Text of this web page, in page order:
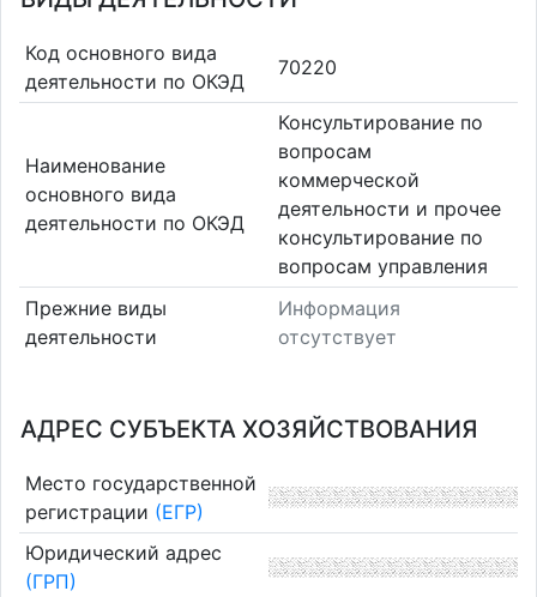
Код основного вида
деятельности по ОКЭД
70220
Наименование
основного вида
деятельности по ОКЭД
Консультирование по
вопросам
коммерческой
деятельности и прочее
консультирование по
вопросам управления
Прежние виды
деятельности
Информация
отсутствует
АДРЕС СУБЪЕКТА ХОЗЯЙСТВОВАНИЯ
Место государственной
регистрации (ЕГР)
Юридический адрес
(ГРП)